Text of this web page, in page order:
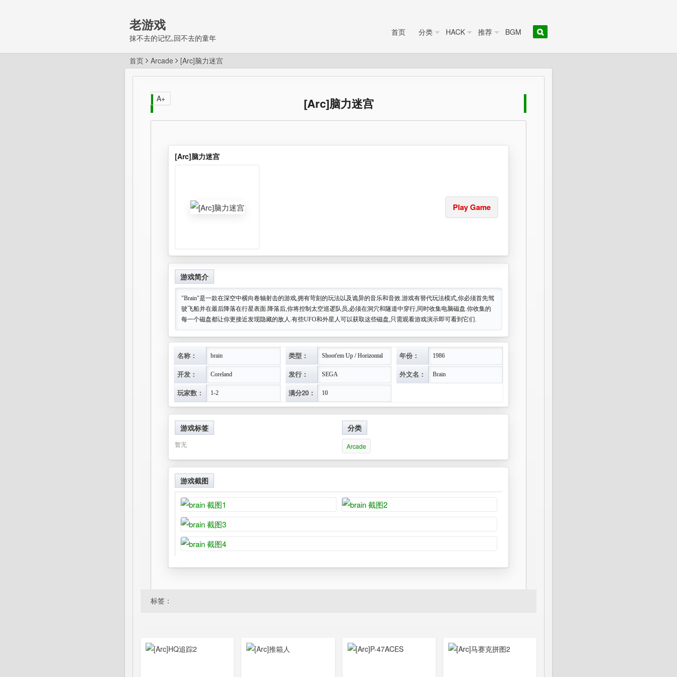
老游戏
抹不去的记忆,回不去的童年
首页 分类 HACK 推荐 BGM
首页 Arcade [Arc]脑力迷宫
[Arc]脑力迷宫
[Arc]脑力迷宫
Play Game
游戏简介
"Brain"是一款在深空中横向卷轴射击的游戏,拥有苛刻的玩法以及诡异的音乐和音效.游戏有替代玩法模式,你必须首先驾
驶飞船并在最后降落在行星表面.降落后,你将控制太空巡逻队员,必须在洞穴和隧道中穿行,同时收集电脑磁盘.你收集的
每一个磁盘都让你更接近发现隐藏的敌人.有些UFO和外星人可以获取这些磁盘,只需观看游戏演示即可看到它们.
名称： brain 类型： Shoot'em Up / Horizontal 年份： 1986
开发： Coreland 发行： SEGA 外文名： Brain
玩家数： 1-2 满分20： 10
游戏标签
暂无
分类
Arcade
游戏截图
A+
标签：